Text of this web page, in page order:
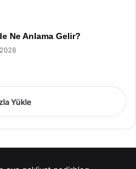
Ne Anlama Gelir?
Yükle